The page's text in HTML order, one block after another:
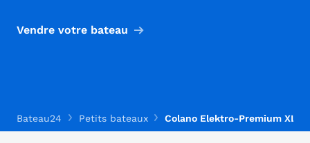
Vendre votre bateau
Bateau24 Petits bateaux Colano Elektro-Premium XL